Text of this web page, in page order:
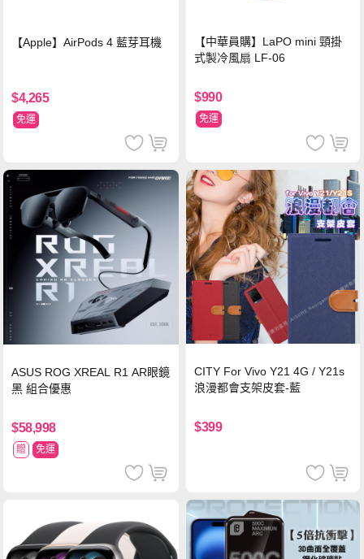
【Apple】AirPods 4 藍芽耳機
$4,265
免運
【中華員購】LaPO mini 頸掛
式製冷風扇 LF-06
$990
免運
ASUS ROG XREAL R1 AR眼鏡
黑 組合優惠
$58,998
贈 免運
CITY For Vivo Y21 4G / Y21s
浪漫都會支架皮套-藍
$399